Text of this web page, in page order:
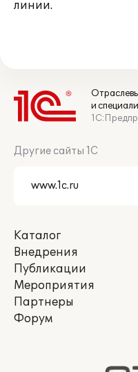
линии.
и
Другие сайты 1С
Каталог
Внедрения
Публикации
Мероприятия
Партнеры
Форум